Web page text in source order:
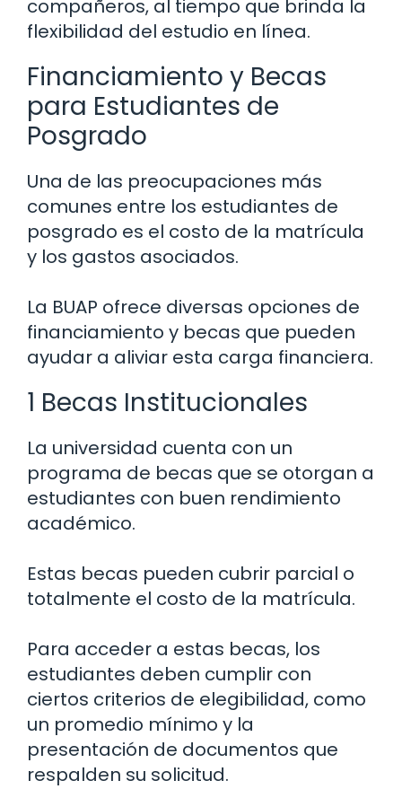
compañeros, al tiempo que brinda la
flexibilidad del estudio en línea.
Financiamiento y Becas
para Estudiantes de
Posgrado
Una de las preocupaciones más
comunes entre los estudiantes de
posgrado es el costo de la matrícula
y los gastos asociados.
La BUAP ofrece diversas opciones de
financiamiento y becas que pueden
ayudar a aliviar esta carga financiera.
1 Becas Institucionales
La universidad cuenta con un
programa de becas que se otorgan a
estudiantes con buen rendimiento
académico.
Estas becas pueden cubrir parcial o
totalmente el costo de la matrícula.
Para acceder a estas becas, los
estudiantes deben cumplir con
ciertos criterios de elegibilidad, como
un promedio mínimo y la
presentación de documentos que
respalden su solicitud.